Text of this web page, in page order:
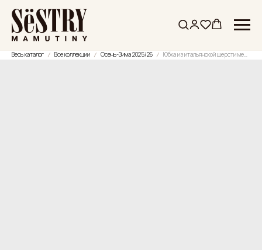
Весь каталог Все коллекции Осень-Зима 2025/26 Юбка из итальянской шерсти мериноса с разрезом и пуговицами